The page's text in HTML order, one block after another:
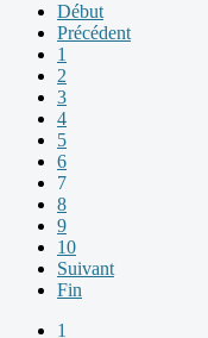
Début
Précédent
1
2
3
4
5
6
7
8
9
10
Suivant
Fin
1